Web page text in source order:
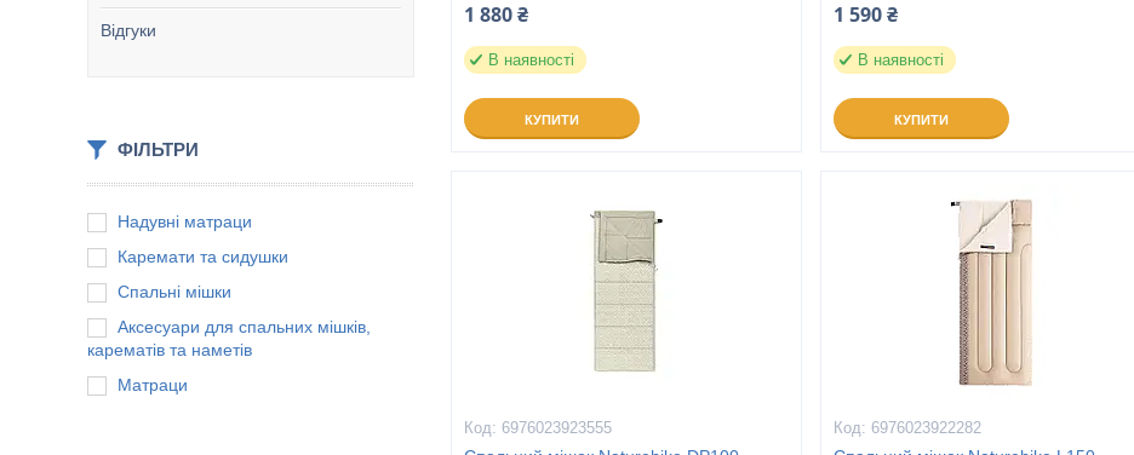
Відгуки
ФІЛЬТРИ
Надувні матраци
Каремати та сидушки
Спальні мішки
Аксесуари для спальних мішків,
карематів та наметів
Матраци
1 880 ₴
В наявності
КУПИТИ
1 590 ₴
В наявності
КУПИТИ
6976023923555 6976023922282